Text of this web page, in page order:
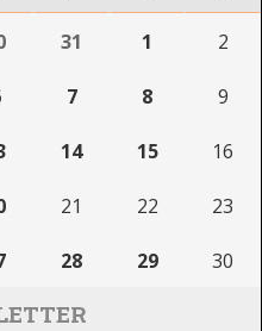
31 1 2
7 8 9
14 15 16
21 22 23
28 29 30